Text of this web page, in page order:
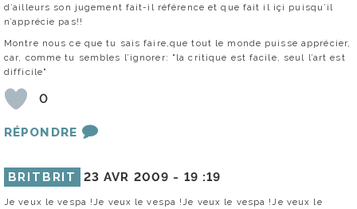
d’ailleurs son jugement fait-il référence et que fait il içi puisqu’il
n’apprécie pas!!
Montre nous ce que tu sais faire,que tout le monde puisse apprécier,
car, comme tu sembles l’ignorer: "la critique est facile, seul l’art est
difficile"
0
RÉPONDRE
BRITBRIT 23 AVR 2009 - 19 :19
Je veux le vespa !Je veux le vespa !Je veux le vespa !Je veux le